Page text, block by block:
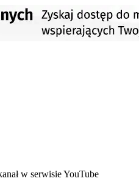
karcie
w serwisie YouTube